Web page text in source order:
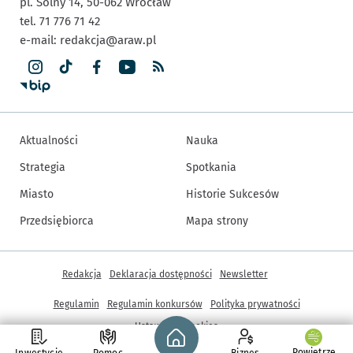
Strona główna - wroclaw.pl
tel. 71 776 71 42
e-mail: redakcja@araw.pl
Aktualności
Strategia
Miasto
Przedsiębiorca
Nauka
Spotkania
Historie Sukcesów
Mapa strony
Inne informacje
Redakcja Deklaracja dostępności Newsletter
Regulamin Regulamin konkursów
Polityka prywatności
Ustawienia cookies